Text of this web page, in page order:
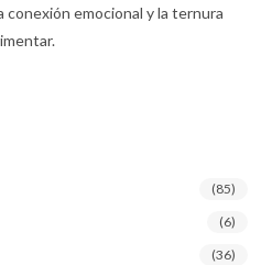
conexión emocional y la ternura
(85)
(6)
(36)